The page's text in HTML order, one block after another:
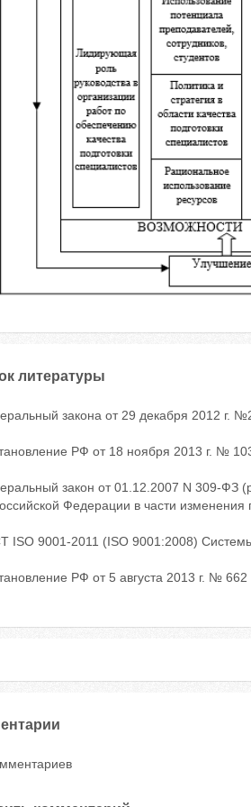
литературы
закона от 29 декабря 2012 г.
РФ от 18 ноября 2013 г. №
закон от 01.12.2007 N 309-ФЗ
Федерации в части изменения
ISO 9001-2011 (ISO 9001:2008)
РФ от 5 августа 2013 г. №